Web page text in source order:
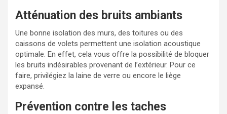
Atténuation des bruits ambiants
Une bonne isolation des murs, des toitures ou des
caissons de volets permettent une isolation acoustique
optimale. En effet, cela vous offre la possibilité de bloquer
les bruits indésirables provenant de l’extérieur. Pour ce
faire, privilégiez la laine de verre ou encore le liège
expansé.
Prévention contre les taches